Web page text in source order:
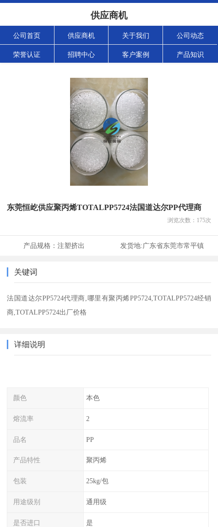
供应商机
公司首页 供应商机 关于我们 公司动态
荣誉认证 招聘中心 客户案例 产品知识
东莞恒屹供应聚丙烯TOTALPP5724法国道达尔PP代理商
浏览次数： 175次
产品规格： 注塑挤出 发货地:广东省东莞市常平镇
关键词
法国道达尔PP5724代理商,哪里有聚丙烯PP5724,TOTALPP5724经销
商,TOTALPP5724出厂价格
详细说明
颜色 本色
熔流率 2
品名 PP
产品特性 聚丙烯
包装 25kg/包
用途级别 通用级
是否进口 是